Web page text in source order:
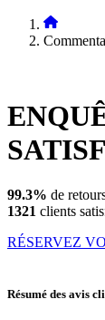
99.3% de
1321 clients
RÉSERVEZ
Résumé des avis